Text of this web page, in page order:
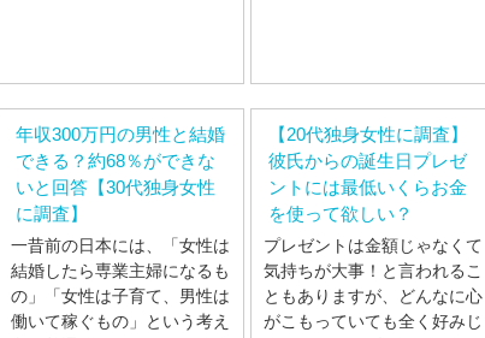
年収300万円の男性と結婚
できる？約68％ができな
いと回答【30代独身女性
に調査】
一昔前の日本には、「女性は
結婚したら専業主婦になるも
の」「女性は子育て、男性は
働いて稼ぐもの」という考え
【20代独身女性に調査】
彼氏からの誕生日プレゼ
ントには最低いくらお金
を使って欲しい？
プレゼントは金額じゃなくて
気持ちが大事！と言われるこ
ともありますが、どんなに心
がこもっていても全く好みじ